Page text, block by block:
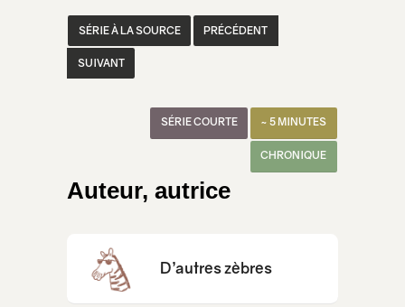
SÉRIE À LA SOURCE PRÉCÉDENT
SUIVANT
~ 5 MINUTES
SÉRIE COURTE
CHRONIQUE
Auteur, autrice
D’autres zèbres